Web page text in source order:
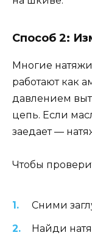
Способ 2:
Многие
работают как
давлением
цепь. Если
заедает —
Чтобы
Сними
Найди